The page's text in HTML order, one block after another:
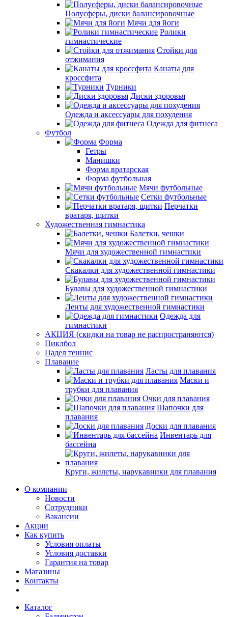
Полусферы, диски балансировочные
Мячи для йоги
Ролики
гимнастические
Стойки для
отжимания
Канаты для
кроссфита
Турники
Диски здоровья
Одежда и аксессуары для похудения
Одежда для фитнеса
Футбол
Форма
Гетры
Манишки
Форма вратарская
Форма футбольная
Мячи футбольные
Сетки футбольные
Перчатки
вратаря, щитки
Художественная гимнастика
Балетки, чешки
Мячи для художественной гимнастики
Скакалки для художественной гимнастики
Булавы для художественной гимнастики
Ленты для художественной гимнастики
Одежда для
гимнастики
АКЦИЯ (скидки на товар не распространяются)
Пиклбол
Падел теннис
Плавание
Ласты для плавания
Маски и
трубки для плавания
Очки для плавания
Шапочки для
плавания
Доски для плавания
Инвентарь для
бассейна
Круги, жилеты, нарукавники для плавания
О компании
Новости
Сотрудники
Вакансии
Акции
Как купить
Условия оплаты
Условия доставки
Гарантия на товар
Магазины
Контакты
Каталог